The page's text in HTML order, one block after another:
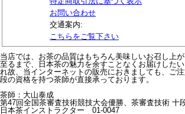
お問い合わせ
交通案内:
こちらをご覧下さい
当店では、お茶の品質はもちろん美味しいお召し上
至るまで、日本茶の魅力を余すことなくお届けした
れ故、当インターネットの販売におきましても、ご
段の資格を持つ茶師が直接承っております。
茶師：大山泰成
第47回全国茶審査技術競技大会優勝、茶審査技術 十
日本茶インストラクター 01-0047